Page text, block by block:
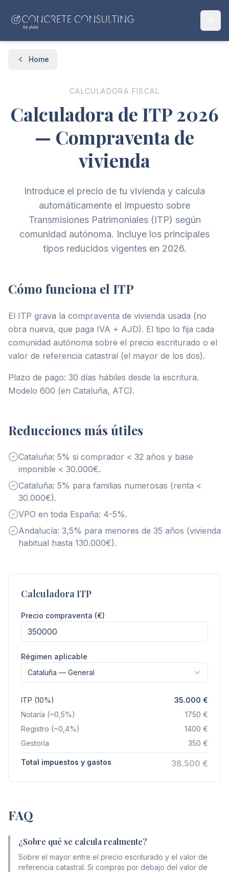
Home
CALCULADORA FISCAL
Calculadora de ITP 2026
— Compraventa de
vivienda
Introduce el precio de tu vivienda y calcula
automáticamente el Impuesto sobre
Transmisiones Patrimoniales (ITP) según
comunidad autónoma. Incluye los principales
tipos reducidos vigentes en 2026.
Cómo funciona el ITP
El ITP grava la compraventa de vivienda usada (no
obra nueva, que paga IVA + AJD). El tipo lo fija cada
comunidad autónoma sobre el precio escriturado o el
valor de referencia catastral (el mayor de los dos).
Plazo de pago: 30 días hábiles desde la escritura.
Modelo 600 (en Cataluña, ATC).
Reducciones más útiles
Cataluña: 5% si comprador < 32 años y base
imponible < 30.000€.
Cataluña: 5% para familias numerosas (renta <
30.000€).
VPO en toda España: 4-5%.
Andalucía: 3,5% para menores de 35 años (vivienda
habitual hasta 130.000€).
Calculadora ITP
Precio compraventa (€)
Régimen aplicable
Cataluña — General
ITP (10%) 35.000 €
Notaría (~0,5%)
1750 €
Registro (~0,4%)
1400 €
Gestoría
350 €
Total impuestos y gastos 38.500 €
FAQ
¿Sobre qué se calcula realmente?
Sobre el mayor entre el precio escriturado y el valor de
referencia catastral. Si compras por debajo del valor de